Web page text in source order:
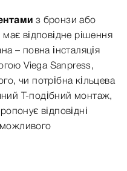
з бронзи або
має відповідне рішення
– повна інсталяція
Viega Sanpress,
чи потрібна кільцева
Т-подібний монтаж,
відповідні